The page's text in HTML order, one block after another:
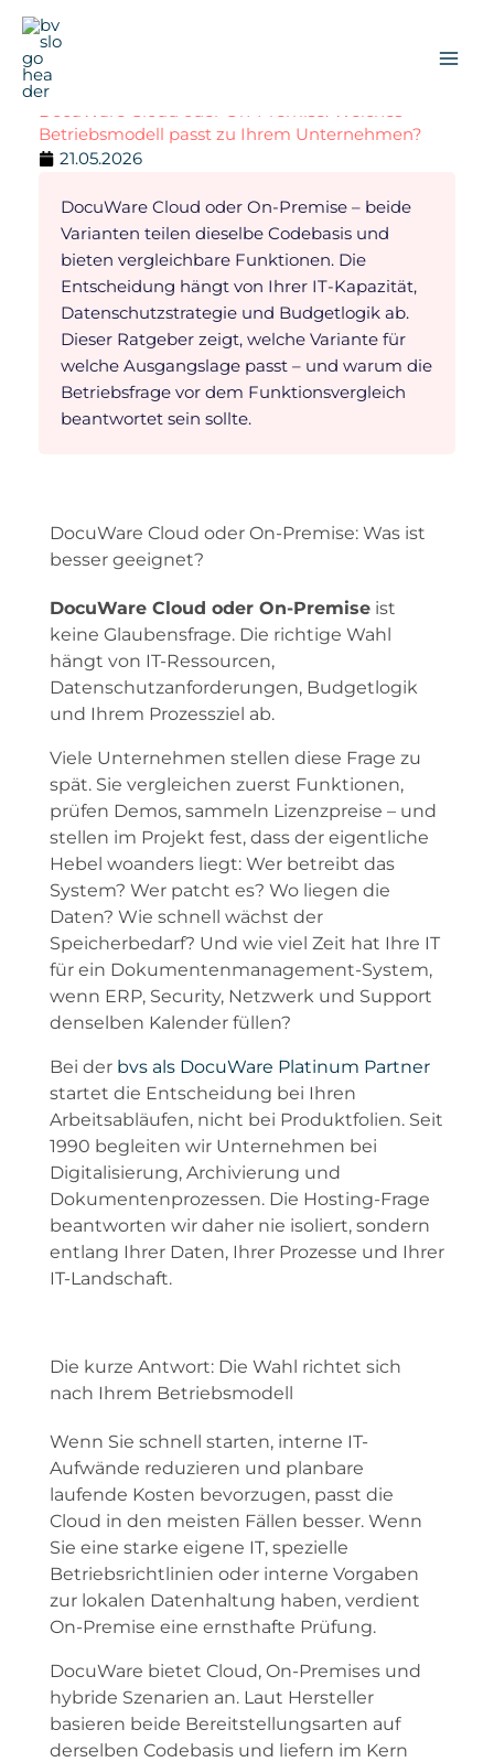
Zum
Inhalt
springen
DocuWare Cloud oder On-Premise: Welches
Betriebsmodell passt zu Ihrem Unternehmen?
21.05.2026
DocuWare Cloud oder On-Premise – beide
Varianten teilen dieselbe Codebasis und
bieten vergleichbare Funktionen. Die
Entscheidung hängt von Ihrer IT-Kapazität,
Datenschutzstrategie und Budgetlogik ab.
Dieser Ratgeber zeigt, welche Variante für
welche Ausgangslage passt – und warum die
Betriebsfrage vor dem Funktionsvergleich
beantwortet sein sollte.
DocuWare Cloud oder On-Premise: Was ist
besser geeignet?
DocuWare Cloud oder On-Premise ist
keine Glaubensfrage. Die richtige Wahl
hängt von IT-Ressourcen,
Datenschutzanforderungen, Budgetlogik
und Ihrem Prozessziel ab.
Viele Unternehmen stellen diese Frage zu
spät. Sie vergleichen zuerst Funktionen,
prüfen Demos, sammeln Lizenzpreise – und
stellen im Projekt fest, dass der eigentliche
Hebel woanders liegt: Wer betreibt das
System? Wer patcht es? Wo liegen die
Daten? Wie schnell wächst der
Speicherbedarf? Und wie viel Zeit hat Ihre IT
für ein Dokumentenmanagement-System,
wenn ERP, Security, Netzwerk und Support
denselben Kalender füllen?
Bei der bvs als DocuWare Platinum Partner
startet die Entscheidung bei Ihren
Arbeitsabläufen, nicht bei Produktfolien. Seit
1990 begleiten wir Unternehmen bei
Digitalisierung, Archivierung und
Dokumentenprozessen. Die Hosting-Frage
beantworten wir daher nie isoliert, sondern
entlang Ihrer Daten, Ihrer Prozesse und Ihrer
IT-Landschaft.
Die kurze Antwort: Die Wahl richtet sich
nach Ihrem Betriebsmodell
Wenn Sie schnell starten, interne IT-
Aufwände reduzieren und planbare
laufende Kosten bevorzugen, passt die
Cloud in den meisten Fällen besser. Wenn
Sie eine starke eigene IT, spezielle
Betriebsrichtlinien oder interne Vorgaben
zur lokalen Datenhaltung haben, verdient
On-Premise eine ernsthafte Prüfung.
DocuWare bietet Cloud, On-Premises und
hybride Szenarien an. Laut Hersteller
basieren beide Bereitstellungsarten auf
derselben Codebasis und liefern im Kern